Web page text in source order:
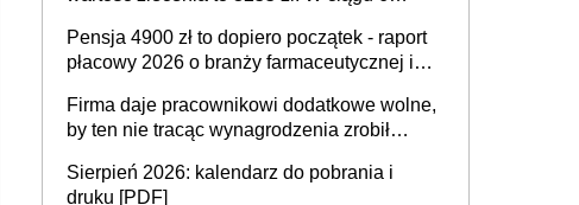
ponad 10,7 tys. zł
Pensja 4900 zł to dopiero początek - raport
płacowy 2026 o branży farmaceutycznej i
Firma daje pracownikowi dodatkowe wolne,
by ten nie tracąc wynagrodzenia zrobił
sprawdza
Sierpień 2026: kalendarz do pobrania i
druku [PDF]